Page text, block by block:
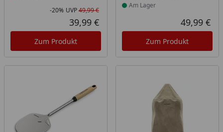
Rabatt in Prozent
-20%
Ursprünglicher Preis
UVP49,99 €
Aktueller Preis
39,99 €
Zum Produkt
Am Lager
49,99 €
Zum Produkt